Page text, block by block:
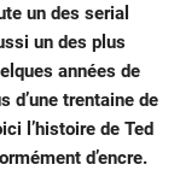
un des serial
un des plus
années de
d’une trentaine de
l’histoire de Ted
d’encre.